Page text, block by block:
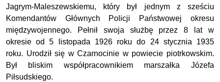
Jagrym-Maleszewskiemu, który był jednym z sześciu
Komendantów Głównych Policji Państwowej okresu
międzywojennego. Pełnił swoja służbę przez 8 lat w
okresie od 5 listopada 1926 roku do 24 stycznia 1935
roku. Urodził się w Czarnocinie w powiecie piotrkowskim.
Był bliskim współpracownikiem marszałka Józefa
Piłsudskiego.